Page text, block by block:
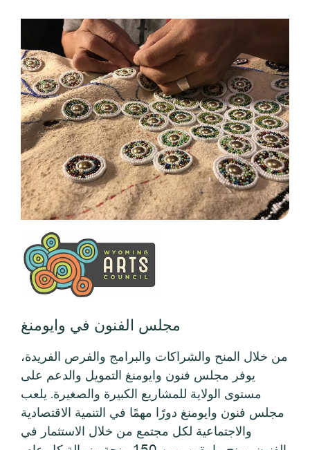
مجلس الفنون في وايومنغ
من خلال المنح والشراكات والبرامج والفرص الفريدة،
يوفر مجلس فنون وايومنغ التمويل والدعم على
مستوى الولاية للمشاريع الكبيرة والصغيرة. يلعب
مجلس فنون وايومنغ دورًا مهمًا في التنمية الاقتصادية
والاجتماعية لكل مجتمع من خلال الاستثمار في
الفنون. يمنح ما يقرب من 150 منحة وزمالة كل عام،
ويمول البرامج والمشاريع من كل مقاطعة، وبالتالي
يخدم أكثر من مليون مشارك، بما في ذلك 1.1 مليون
بالغ، و200 ألف شاب، و10 آلاف فنان، و1.3 مليون
شخص إجمالاً. لكل $1 من تمويل مجلس الفنون،
قدمت المجتمعات المحلية $35 أخرى بقيمة $35 من
برامج الفنون في السنة المالية 2016، بقيمة مشروع
تقدر بـ $32،167،251